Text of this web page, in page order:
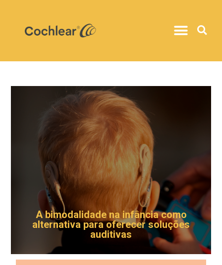
A bimodalidade na infância como
alternativa para oferecer soluções
auditivas